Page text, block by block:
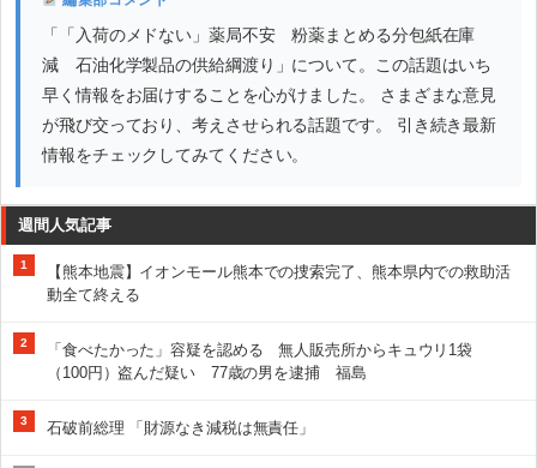
「「入荷のメドない」薬局不安 粉薬まとめる分包紙在庫
減 石油化学製品の供給綱渡り」について。この話題はいち
早く情報をお届けすることを心がけました。 さまざまな意見
が飛び交っており、考えさせられる話題です。 引き続き最新
情報をチェックしてみてください。
週間人気記事
1
【熊本地震】イオンモール熊本での捜索完了、熊本県内での救助活
動全て終える
2
「食べたかった」容疑を認める 無人販売所からキュウリ1袋
（100円）盗んだ疑い 77歳の男を逮捕 福島
3 石破前総理 「財源なき減税は無責任」